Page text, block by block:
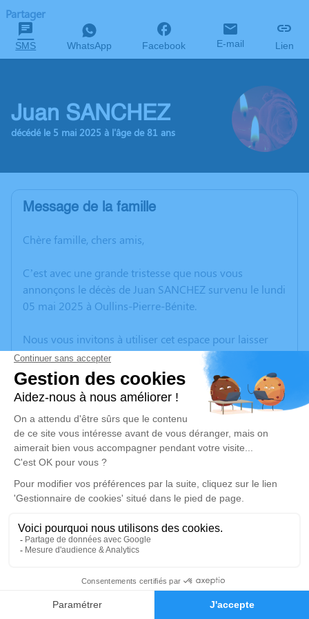
Faire-part Hommages
Partager
SMS WhatsApp Facebook E-mail Lien
Juan SANCHEZ
décédé le 5 mai 2025 à l'âge de 81 ans
Message de la famille
Chère famille, chers amis,
C’est avec une grande tristesse que nous vous
annonçons le décès de Juan SANCHEZ survenu le lundi
05 mai 2025 à Oullins-Pierre-Bénite.
Nous vous invitons à utiliser cet espace pour laisser
vos condoléances, partager des photos souvenirs, une
anecdote ou exprimer vos pensées à travers des
poèmes ou des textes. Cet endroit est un lieu
d'expression dédié à honorer la mémoire de Juan
SANCHEZ.
Un service de plantation d’arbre hommage est
disponible ici.
Je rends hommage
Cérémonie civile
Crématorium de Bron
Boulevard de l'Université